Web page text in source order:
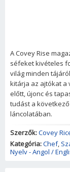
A Covey Rise
séfeket kivételes
világ minden
kitárja az ajtókat a
előtt, újonc és
tudást a
láncolatában.
Szerzők:Covey
Kategória:Chef,
Nyelv - Angol /